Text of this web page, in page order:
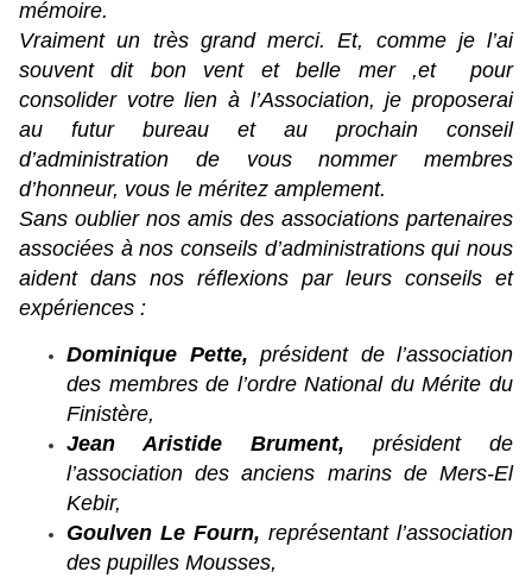
mémoire.
Vraiment un très grand merci. Et, comme je l’ai
souvent dit bon vent et belle mer ,et pour
consolider votre lien à l’Association, je proposerai
au futur bureau et au prochain conseil
d’administration de vous nommer membres
d’honneur, vous le méritez amplement.
Sans oublier nos amis des associations partenaires
associées à nos conseils d’administrations qui nous
aident dans nos réflexions par leurs conseils et
expériences :
Dominique Pette, président de l’association
des membres de l’ordre National du Mérite du
Finistère,
Jean Aristide Brument, président de
l’association des anciens marins de Mers-El
Kebir,
Goulven Le Fourn, représentant l’association
des pupilles Mousses,